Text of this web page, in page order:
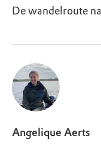
De wandelroute
Angelique Aerts